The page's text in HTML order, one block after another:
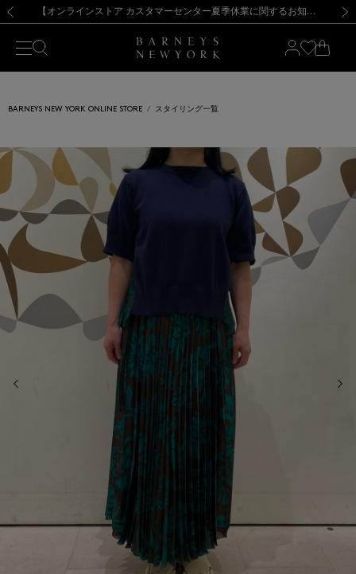
新規登録のお客様も対象！＜MY BARNEYS＞会員のお客様は11,000円（税込）以上のお買上げで常時送料無料！お買い物の際は会員登録を！
【夏季休業に伴う出荷一時停止のお知らせ】(2026.8.7) 【オンラインストア カスタマーセンター夏季休業に関するお知らせ】（2026.8.7）
【夏季休業に伴う返品・交換承り一時停止のお知らせ】（2026.8.5）
熊本県を中心とした地震の影響によるお荷物のお届けについて
【開催中】SUMMER SALEのご案内・ご注意事項 新規登録のお客様も対象！＜MY BARNEYS＞会員のお客様は11,000円（税込）以上のお買上げで常時送料無料！お買い物の際は会員登録を！
【夏季休業に伴う出荷一時停止のお知らせ】(2026.8.7)
BARNEYS NEW YORK ONLINE STORE スタイリング一覧